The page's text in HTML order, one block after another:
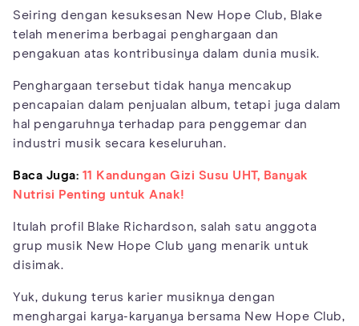
Seiring dengan kesuksesan New Hope Club, Blake
telah menerima berbagai penghargaan dan
pengakuan atas kontribusinya dalam dunia musik.
Penghargaan tersebut tidak hanya mencakup
pencapaian dalam penjualan album, tetapi juga dalam
hal pengaruhnya terhadap para penggemar dan
industri musik secara keseluruhan.
Baca Juga: 11 Kandungan Gizi Susu UHT, Banyak
Nutrisi Penting untuk Anak!
Itulah profil Blake Richardson, salah satu anggota
grup musik New Hope Club yang menarik untuk
disimak.
Yuk, dukung terus karier musiknya dengan
menghargai karya-karyanya bersama New Hope Club,